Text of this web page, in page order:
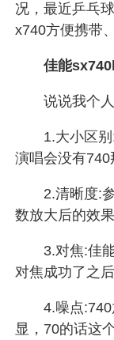
况，最近乒乓
x740方便携带
佳能
说说我个人
1.大小区别
演唱会没有740
2.清晰度:参
数放大后的效
3.对焦:佳能
对焦成功了之
4.噪点:740
显，70的话这